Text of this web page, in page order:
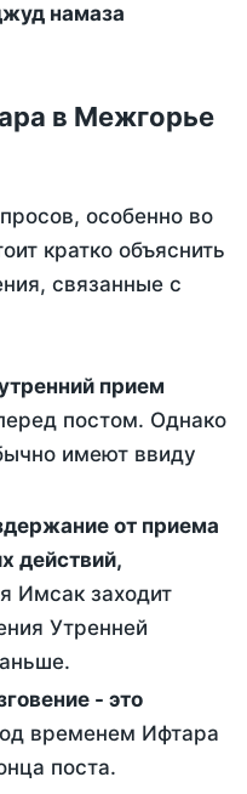
намаза
в Межгорье
особенно во
кратко объяснить
связанные с
постом. Однако
имеют ввиду
действий,
Имсак заходит
Утренней
временем Ифтара
поста.